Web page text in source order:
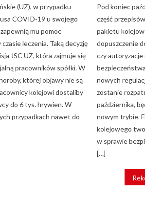
(UZ), w przypadku
COVID-19 u swojego
mu pomoc
leczenia. Taką decyzję
JSC UZ, która zajmuje się
pracowników spółki. W
której objawy nie są
kolejowi dostaliby
do 6 tys. hrywien. W
przypadkach nawet do
Pod koniec
część
pakietu
dopuszczenie
czy
nowych
zostanie
października,
nowym trybie.
kolejowego
w sprawie
[…]